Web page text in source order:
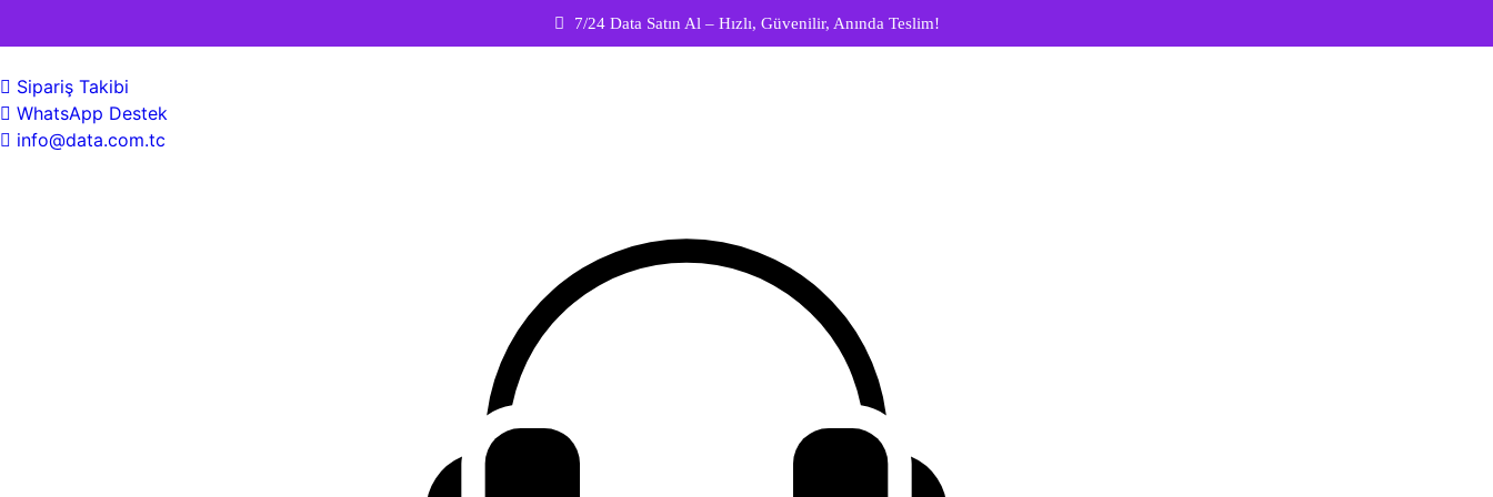
7/24 Data Satın Al – Hızlı, Güvenilir, Anında Teslim!
Sipariş Takibi
WhatsApp Destek
info@data.com.tc